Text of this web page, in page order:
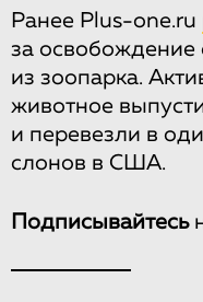
Ранее Plus-one.ru
за освобождение
из зоопарка.
животное
и перевезли в
слонов в США.
Подписывайтесь